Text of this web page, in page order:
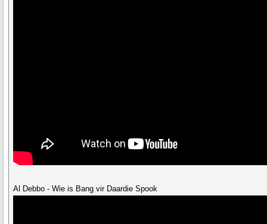
Al Debbo - Wie is Bang vir Daardie Spook